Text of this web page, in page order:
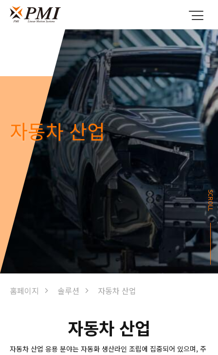
자동차 산업
SCROLL
홈페이지 솔루션 자동차 산업
자동차 산업
자동차 산업 응용 분야는 자동화 생산라인 조립에 집중되어 있으며, 주